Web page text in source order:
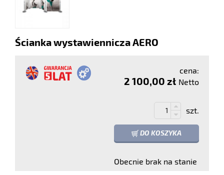
Ścianka wystawiennicza AERO
cena:
2 100,00 zł Netto
szt.
DO KOSZYKA
Obecnie brak na stanie